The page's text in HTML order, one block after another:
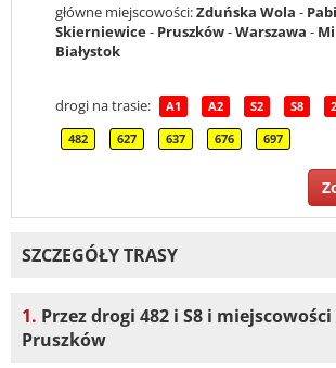
główne miejscowości:Zduńska Wola -
Skierniewice- Pruszków-Warszawa -
Białystok
drogi na trasie: A1 A2 S2 S8 2
482 627 637 676 697
SZCZEGÓŁY TRASY
1. Przez drogi 482 i S8 i
Pruszków